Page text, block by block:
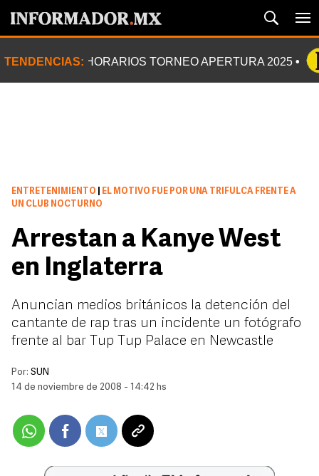
TENDENCIAS: HORARIOS TORNEO APERTURA 2025
ENTRETENIMIENTO
EL MOTIVO FUE POR UNA TRIFULCA FRENTE A
UN CLUB NOCTURNO
Arrestan a Kanye West
en Inglaterra
Anuncian medios británicos la detención del
cantante de rap tras un incidente un fotógrafo
frente al bar Tup Tup Palace en Newcastle
Por: SUN
14 de noviembre de 2008 - 14:42 hs